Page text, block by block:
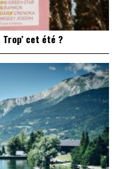
cet été ?